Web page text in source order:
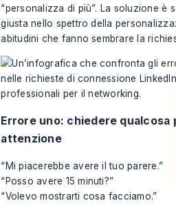
“personalizza di più”. La soluzione è
giusta nello spettro della
abitudini che fanno sembrare la
Errore uno: chiedere qualcosa
attenzione
“Mi piacerebbe avere il tuo parere.”
“Posso avere 15 minuti?”
“Volevo mostrarti cosa facciamo.”